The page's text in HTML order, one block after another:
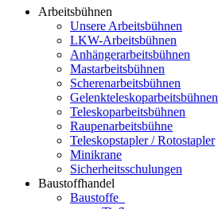
Arbeitsbühnen
Unsere Arbeitsbühnen
LKW-Arbeitsbühnen
Anhängerarbeitsbühnen
Mastarbeitsbühnen
Scherenarbeitsbühnen
Gelenkteleskoparbeitsbühnen
Teleskoparbeitsbühnen
Raupenarbeitsbühne
Teleskopstapler / Rotostapler
Minikrane
Sicherheitsschulungen
Baustoffhandel
Baustoffe